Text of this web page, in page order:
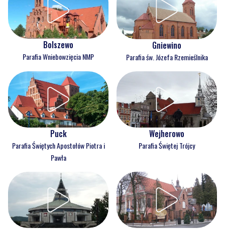
Bolszewo
Parafia Wniebowzięcia NMP
Gniewino
Parafia św. Józefa Rzemieślnika
Puck
Parafia Świętych Apostołów Piotra i
Pawła
Wejherowo
Parafia Świętej Trójcy